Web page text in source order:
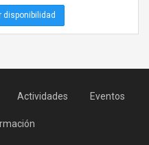
disponibilidad
Actividades Eventos